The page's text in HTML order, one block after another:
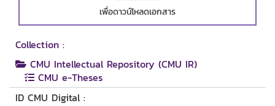
เพื่อดาวน์โหลดเอกสาร
Collection :
CMU Intellectual Repository (CMU IR)
CMU e-Theses
ID CMU Digital :